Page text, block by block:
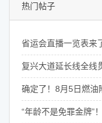
热门帖子
省运会直播一览表来
复兴大道延长线全线
确定了！8月5日燃油
“年龄不是免罪金牌”